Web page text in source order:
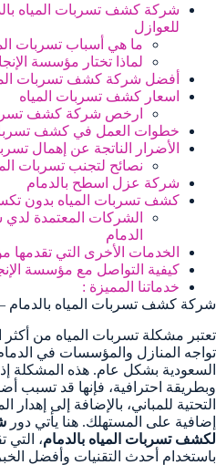
شركة كشف تسربات المياه
للعوازل
ما هي أسباب تسربات
لماذا تختار مؤسسة
أفضل شركة كشف تسربات
اسعار كشف تسربات المياه
ارخص شركة كشف
خطوات العمل في كشف
الأضرار الناتجة عن إهمال
نصائح لتجنب تسربات
شركة عزل اسطح بالدمام
كشف تسربات المياه بدون
الشركات المعتمدة لدي
الدمام
الخدمات الأخرى التي تقدمها
كيفية التواصل مع مؤسسة
خدماتنا المميزة :
شركة كشف تسربات المياه بالدمام
تعتبر مشكلة تسربات المياه من
تواجه المنازل والمؤسسات في الدمام
السعودية بشكل عام. هذه المشكلة
وبطريقة احترافية، فإنها قد تسبب
التحتية للمباني، بالإضافة إلى إهدار
إضافية على المستهلك. هنا يأتي دور
لكشف تسربات المياه بالدمام، التي
باستخدام أحدث التقنيات وأفضل